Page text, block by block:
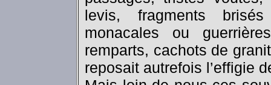
levis, fragments
monacales ou
remparts, cachots de
reposait autrefois l’effigie